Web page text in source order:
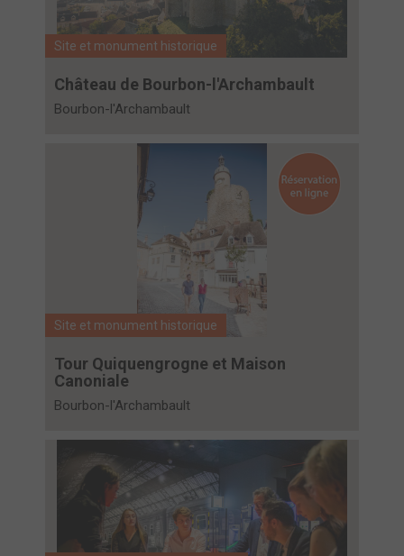
Site et monument historique
Château de Bourbon-l'Archambault
Bourbon-l'Archambault
Site et monument historique
Tour Quiquengrogne et Maison
Canoniale
Bourbon-l'Archambault